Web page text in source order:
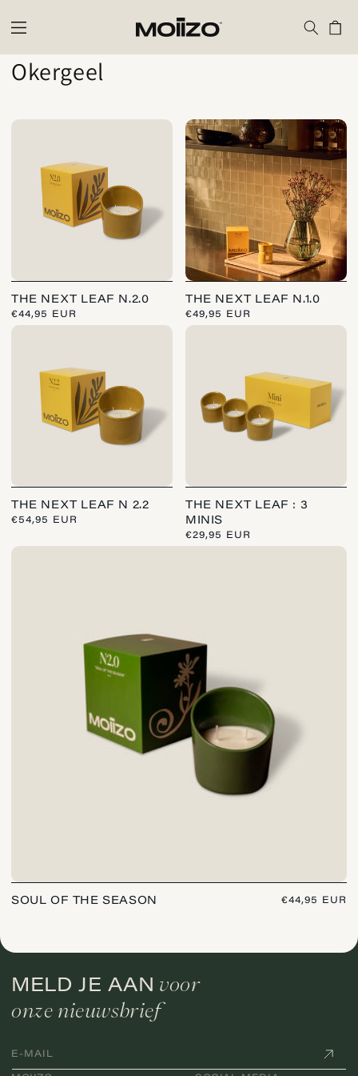
content
C
l
i
e
Okergeel
THE NEXT LEAF N.2.0
NORMALE
PRIJS
€44,95 EUR
THE NEXT LEAF N.1.0
NORMALE
PRIJS
€49,95 EUR
THE NEXT LEAF N 2.2
NORMALE
€54,95 EUR
SOUL OF THE SEASON
NORMALE
€44,95 EUR
THE NEXT LEAF : 3
MINIS
NORMALE
PRIJS
€29,95 EUR
MELD JE AAN voor
onze nieuwsbrief
E‑MAIL